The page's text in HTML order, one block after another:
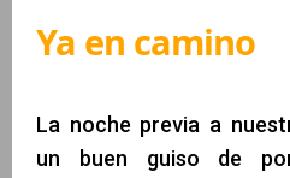
Ya en camino
La noche previa a
un buen guiso de